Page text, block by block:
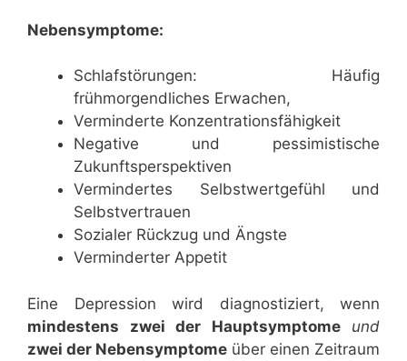
Nebensymptome:
Schlafstörungen: Häufig
frühmorgendliches Erwachen,
Verminderte Konzentrationsfähigkeit
Negative und pessimistische
Zukunftsperspektiven
Vermindertes Selbstwertgefühl und
Selbstvertrauen
Sozialer Rückzug und Ängste
Verminderter Appetit
Eine Depression wird diagnostiziert, wenn
mindestens zwei der Hauptsymptome
und
zwei der Nebensymptome über einen Zeitraum